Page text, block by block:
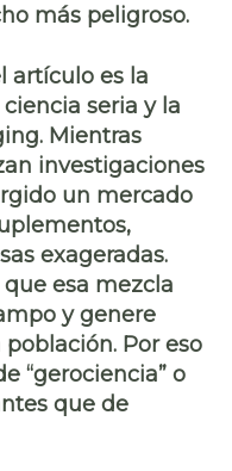
más peligroso.
artículo es la
seria y la
Mientras
investigaciones
un mercado
exageradas.
esa mezcla
y genere
Por eso
“gerociencia” o
que de